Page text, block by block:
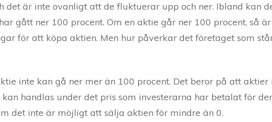
det är inte ovanligt att de fluktuerar upp och ner. Ibland kan
gått ner 100 procent. Om en aktie går ner 100 procent, så
för att köpa aktien. Men hur påverkar det företaget som
inte kan gå ner mer än 100 procent. Det beror på att aktier
handlas under det pris som investerarna har betalat för
det inte är möjligt att sälja aktien för mindre än 0.